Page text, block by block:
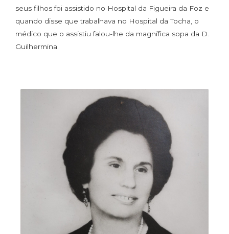
seus filhos foi assistido no Hospital da Figueira da Foz e
quando disse que trabalhava no Hospital da Tocha, o
médico que o assistiu falou-lhe da magnífica sopa da D.
Guilhermina.